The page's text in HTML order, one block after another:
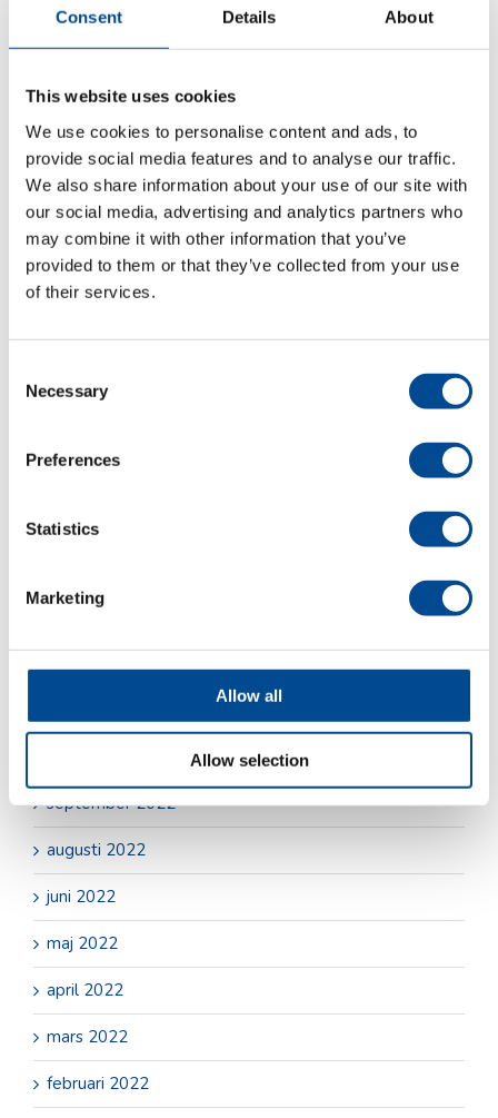
Consent Details About
This website uses cookies
We use cookies to personalise content and ads, to
provide social media features and to analyse our traffic.
We also share information about your use of our site with
our social media, advertising and analytics partners who
may combine it with other information that you’ve
provided to them or that they’ve collected from your use
of their services.
Selection
Necessary
Preferences
Statistics
Marketing
Allow all
Allow selection
maj 2025
november 2024
oktober 2024
juli 2024
juni 2024
maj 2024
april 2024
mars 2024
november 2023
juli 2023
april 2023
september 2022
augusti 2022
juni 2022
maj 2022
april 2022
mars 2022
februari 2022